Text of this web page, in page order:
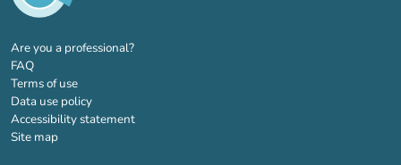
Are you a professional?(new tab)
FAQ
Terms of use
Data use policy
Accessibility statement
Site map